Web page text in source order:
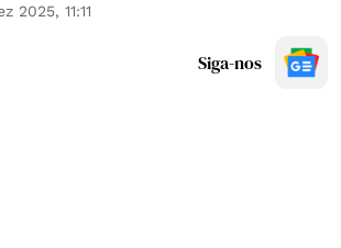
2025, 11:11
Siga-nos